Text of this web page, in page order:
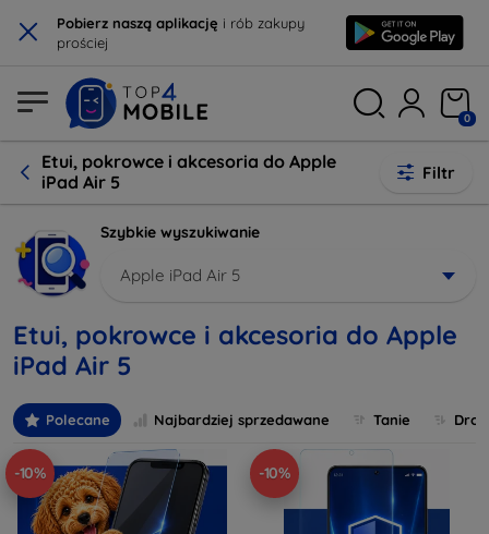
× Pobierz naszą aplikację i rób zakupy
prościej
0
Etui, pokrowce i akcesoria do Apple
iPad Air 5
Filtr
Szybkie wyszukiwanie
Apple iPad Air 5
Etui, pokrowce i akcesoria do Apple
iPad Air 5
Polecane Najbardziej sprzedawane Tanie
-10% -10%